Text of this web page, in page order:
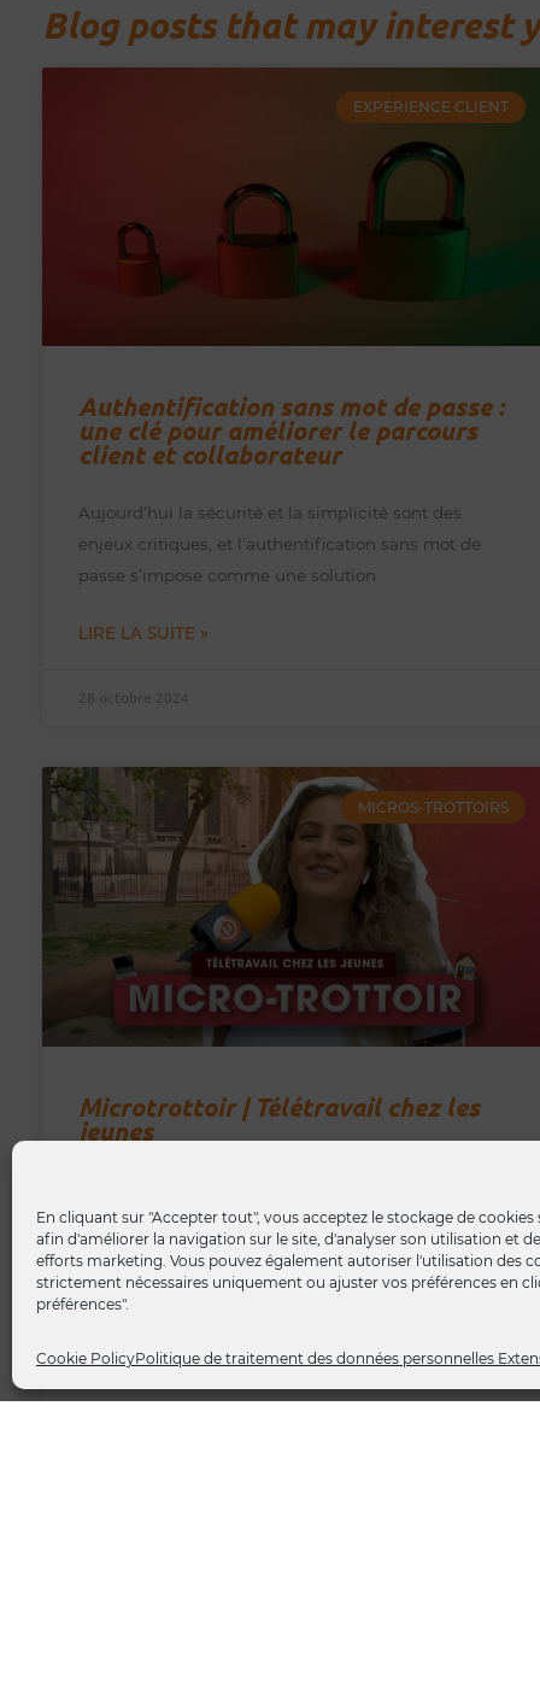
En cliquant sur "Accepter tout", vous acceptez le stockage de cookies
afin d'améliorer la navigation sur le site, d'analyser son utilisation et
efforts marketing. Vous pouvez également autoriser l'utilisation des
strictement nécessaires uniquement ou ajuster vos préférences en
préférences".
Cookie PolicyPolitique de traitement des données personnelles
EXPÉRIENCE CLIENT
Authentification sans mot de passe :
une clé pour améliorer le parcours
client et collaborateur
Aujourd’hui la sécurité et la simplicité sont des
enjeux critiques, et l’authentification sans mot de
passe s’impose comme une solution
LIRE LA SUITE »
28 octobre 2024
MICROS-TROTTOIRS
Microtrottoir | Télétravail chez les
jeunes
Dans le cadre de notre série de Micro-trottoirs sur la
chaîne YouTube de Extens Consulting, nous avons
LIRE LA SUITE »
18 juillet 2024
Blog posts that may interest